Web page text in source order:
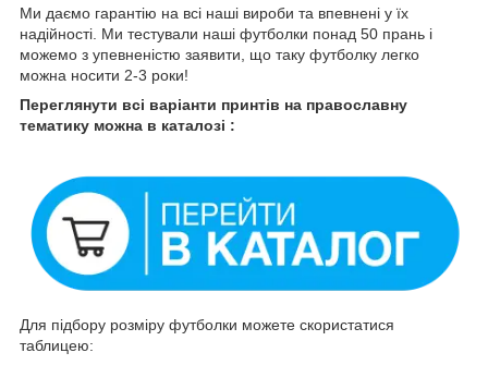
Ми даємо гарантію на всі наші вироби та впевнені у їх
надійності. Ми тестували наші футболки понад 50 прань і
можемо з упевненістю заявити, що таку футболку легко
можна носити 2-3 роки!
Переглянути всі варіанти принтів на православну
тематику можна в каталозі :
Для підбору розміру футболки можете скористатися
таблицею: